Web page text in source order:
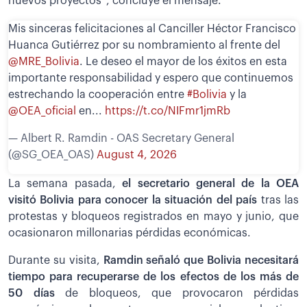
Mis sinceras felicitaciones al Canciller Héctor Francisco
Huanca Gutiérrez por su nombramiento al frente del
@MRE_Bolivia. Le deseo el mayor de los éxitos en esta
importante responsabilidad y espero que continuemos
estrechando la cooperación entre #Bolivia y la
@OEA_oficial en... https://t.co/NIFmr1jmRb
— Albert R. Ramdin - OAS Secretary General
(@SG_OEA_OAS) August 4, 2026
La semana pasada, el secretario general de la OEA
visitó Bolivia para conocer la situación del país tras las
protestas y bloqueos registrados en mayo y junio, que
ocasionaron millonarias pérdidas económicas.
Durante su visita, Ramdin señaló que Bolivia necesitará
tiempo para recuperarse de los efectos de los más de
50 días de bloqueos, que provocaron pérdidas